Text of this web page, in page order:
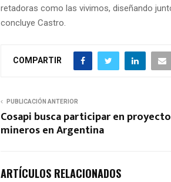
retadoras como las vivimos, diseñando
concluye Castro.
COMPARTIR
PUBLICACIÓN ANTERIOR
Cosapi busca participar en
mineros en Argentina
ARTÍCULOS RELACIONADOS